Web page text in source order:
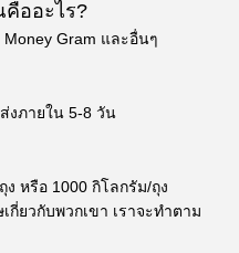
ออะไร?
Money Gram และอื่นๆ
งภายใน 5-8 วัน
หรือ 1000 กิโลกรัม/ถุง
ยวกับพวกเขา เราจะทําตาม